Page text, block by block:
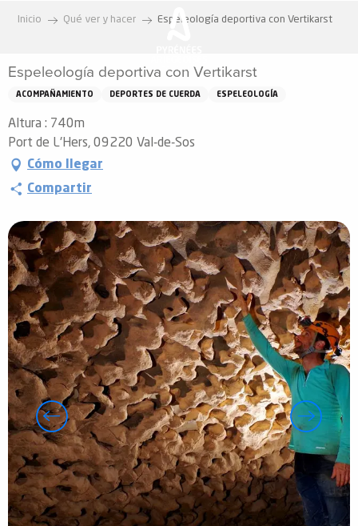
principal
Inicio Qué ver y hacer Espeleología deportiva con Vertikarst
Espeleología deportiva con Vertikarst
ACOMPAÑAMIENTO DEPORTES DE CUERDA ESPELEOLOGÍA
Altura : 740m
Port de L'Hers, 09220 Val-de-Sos
Cómo llegar
Compartir